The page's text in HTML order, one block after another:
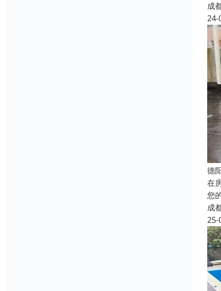
成
24-
德
在
您
成
25-